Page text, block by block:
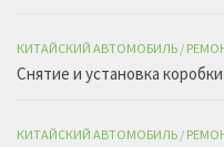
КИТАЙСКИЙ АВТОМОБИЛЬ /
Снятие и установка
КИТАЙСКИЙ АВТОМОБИЛЬ /